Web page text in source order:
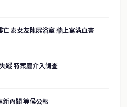
亡 泰女友陳屍浴室 牆上寫滿血書
蹤 特案廳介入調查
新內閣 等候公報
工商